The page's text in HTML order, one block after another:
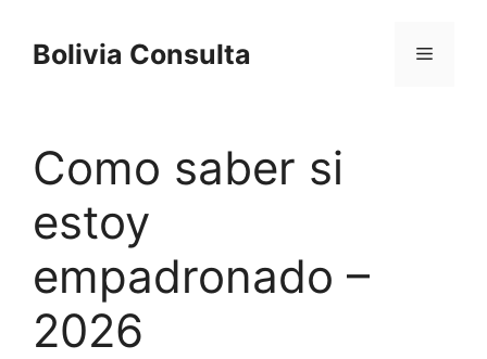
contentBolivia Consulta Menu
Como saber si
estoy
empadronado –
2026